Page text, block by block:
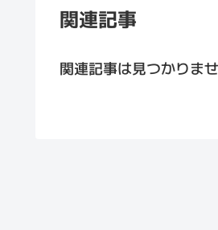
関連記事
関連記事は見つかりま